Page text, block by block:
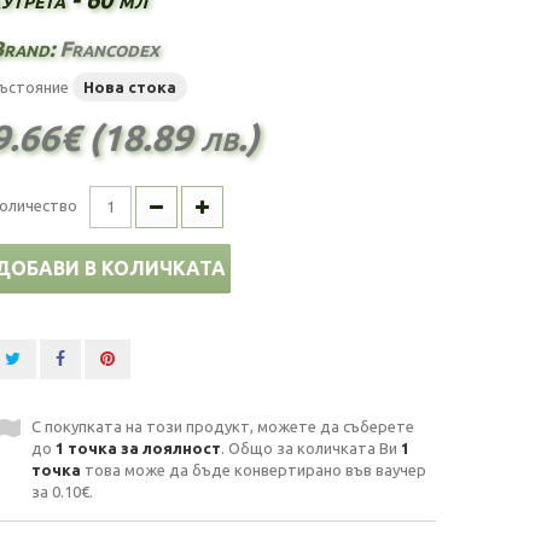
Francodex
Нова стока
(18.89 лв.)
В КОЛИЧКАТА
С покупката на този продукт, можете да съберете
до 1 точка за лоялност. Общо за количката Ви 1
точка това може да бъде конвертирано във ваучер
за 0.10€.